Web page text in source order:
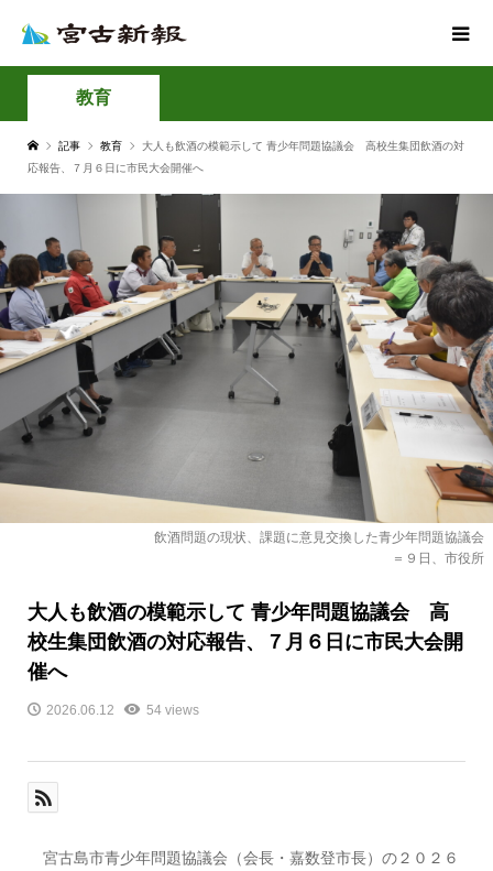
教育
記事 教育
大人も飲酒の模範示して 青少年問題協議会 高校生集団飲酒の対
応報告、７月６日に市民大会開催へ
飲酒問題の現状、課題に意見交換した青少年問題協議会
＝９日、市役所
大人も飲酒の模範示して 青少年問題協議会 高
校生集団飲酒の対応報告、７月６日に市民大会開
催へ
2026.06.12 54 views
宮古島市青少年問題協議会（会長・嘉数登市長）の２０２６